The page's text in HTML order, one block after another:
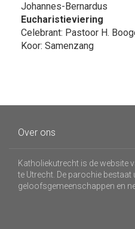
Johannes-Bernardus
Eucharistieviering
Celebrant: Pastoor H.
Koor: Samenzang
Over ons
Katholiekutrecht is de website
te Utrecht. De parochie bestaat
geloofsgemeenschappen en